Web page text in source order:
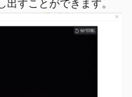
すことができます。